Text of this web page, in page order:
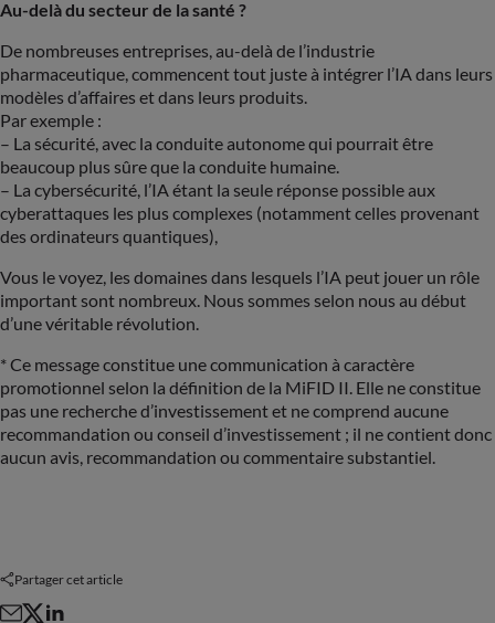
Au-delà du secteur de la santé ?
De nombreuses entreprises, au-delà de l’industrie
pharmaceutique, commencent tout juste à intégrer l’IA dans leurs
modèles d’affaires et dans leurs produits.
Par exemple :
– La sécurité, avec la conduite autonome qui pourrait être
beaucoup plus sûre que la conduite humaine.
– La cybersécurité, l’IA étant la seule réponse possible aux
cyberattaques les plus complexes (notamment celles provenant
des ordinateurs quantiques),
Vous le voyez, les domaines dans lesquels l’IA peut jouer un rôle
important sont nombreux. Nous sommes selon nous au début
d’une véritable révolution.
* Ce message constitue une communication à caractère
promotionnel selon la définition de la MiFID II. Elle ne constitue
pas une recherche d’investissement et ne comprend aucune
recommandation ou conseil d’investissement ; il ne contient donc
aucun avis, recommandation ou commentaire substantiel.
Partager cet article